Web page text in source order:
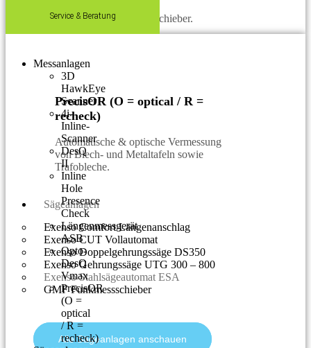
Einfacher Längenmessschieber.
PrecisOR (O = optical / R =
recheck)
Automatische & optische Vermessung
von Blech- und Metaltafeln sowie
Trafobleche.
Sägeanlagen
Exenso Comfort Längenanschlag
Exenso CUT Vollautomat
Exenso Doppelgehrungssäge DS350
Exenso Gehrungssäge UTG 300 – 800
Exenso Stahlsägeautomat ESA
GMF Funkmessschieber
Alle Sägeanlagen anschauen
Service & Beratung
Messanlagen
3D
HawkEye
Scanner
4i-
Inline-
Scanner
DesQ
II
Inline
Hole
Presence
Check
Längenmessgerät
ASB
Opto-
DesQ
Vmax
PrecisOR
(O =
optical
/ R =
recheck)